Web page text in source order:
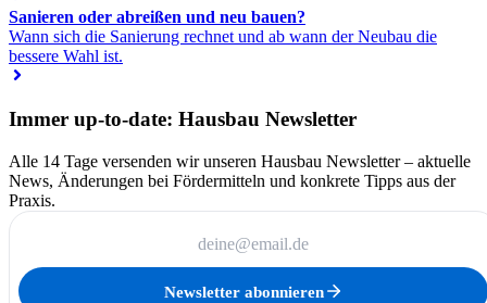
Sanieren oder abreißen und neu bauen?
Wann sich die Sanierung rechnet und ab wann der Neubau die
bessere Wahl ist.
Immer up-to-date: Hausbau Newsletter
Alle 14 Tage versenden wir unseren Hausbau Newsletter – aktuelle
News, Änderungen bei Fördermitteln und konkrete Tipps aus der
Praxis.
Newsletter abonnieren